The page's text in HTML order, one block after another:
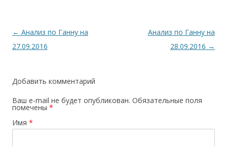
Навигация
по
← Анализ по Ганну на
27.09.2016
Анализ по Ганну на
28.09.2016 →
Добавить комментарий
Ваш e-mail не будет опубликован. Обязательные поля
помечены *
Имя *